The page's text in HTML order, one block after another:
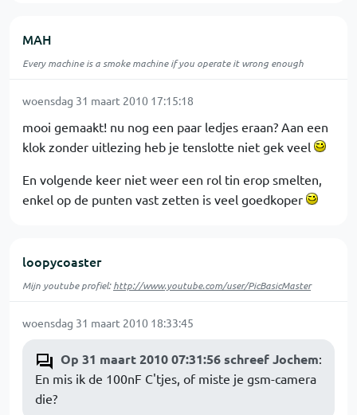
MAH
Every machine is a smoke machine if you operate it wrong enough
woensdag 31 maart 2010 17:15:18
mooi gemaakt! nu nog een paar ledjes eraan? Aan een
klok zonder uitlezing heb je tenslotte niet gek veel
En volgende keer niet weer een rol tin erop smelten,
enkel op de punten vast zetten is veel goedkoper
loopycoaster
Mijn youtube profiel:http://www.youtube.com/user/PicBasicMaster
woensdag 31 maart 2010 18:33:45
Op 31 maart 2010 07:31:56 schreef Jochem:
En mis ik de 100nF C'tjes, of miste je gsm-camera
die?